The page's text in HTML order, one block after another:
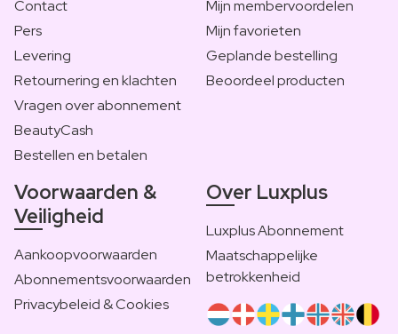
Contact
Pers
Levering
Retournering en klachten
Vragen over abonnement
BeautyCash
Bestellen en betalen
Mijn membervoordelen
Mijn favorieten
Geplande bestelling
Beoordeel producten
Voorwaarden &
Veiligheid
Aankoopvoorwaarden
Abonnementsvoorwaarden
Privacybeleid & Cookies
Over Luxplus
Luxplus Abonnement
Maatschappelijke
betrokkenheid